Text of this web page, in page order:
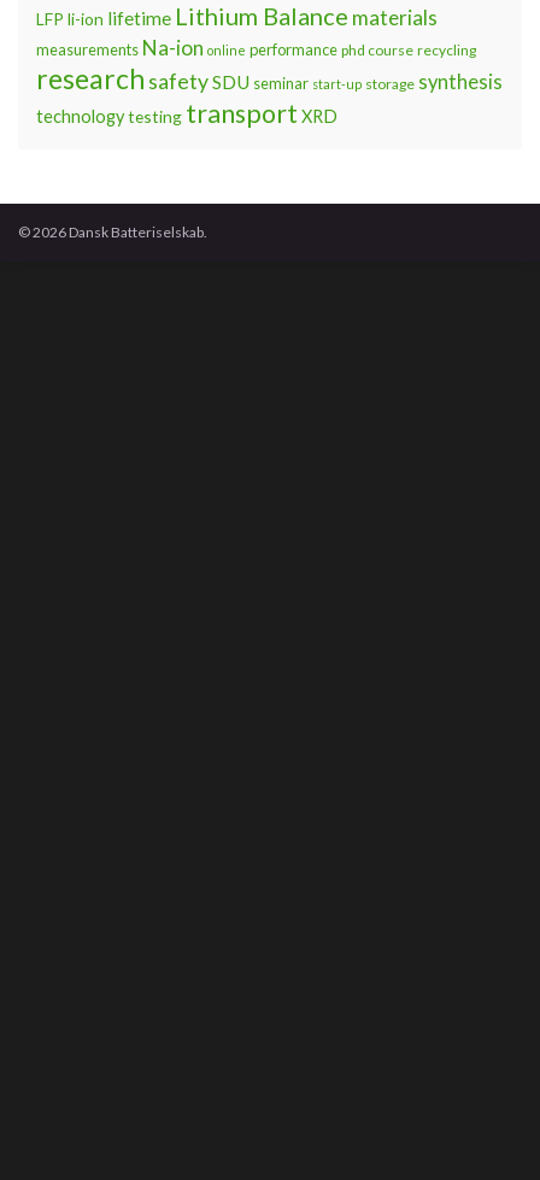
LFP li-ion lifetime Lithium Balance materials
measurements Na-ion online performance phd course recycling
research safetySDU seminar start-up storage synthesis
technologytesting transport XRD
© 2026 Dansk Batteriselskab.